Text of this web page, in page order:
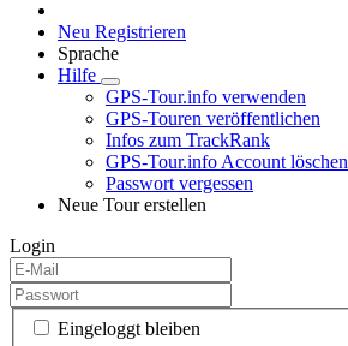
Neu Registrieren
Sprache
Hilfe
GPS-Tour.info verwenden
GPS-Touren veröffentlichen
Infos zum TrackRank
GPS-Tour.info Account löschen
Passwort vergessen
Neue Tour erstellen
Login
Eingeloggt bleiben